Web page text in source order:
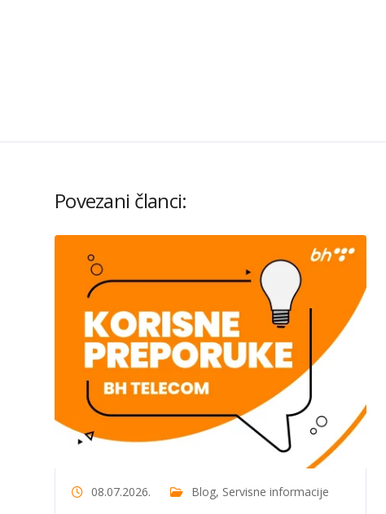
Povezani članci:
08.07.2026. Blog, Servisne informacije